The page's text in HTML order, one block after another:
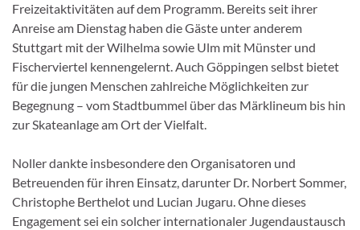
Freizeitaktivitäten auf dem Programm. Bereits seit ihrer
Anreise am Dienstag haben die Gäste unter anderem
Stuttgart mit der Wilhelma sowie Ulm mit Münster und
Fischerviertel kennengelernt. Auch Göppingen selbst bietet
für die jungen Menschen zahlreiche Möglichkeiten zur
Begegnung – vom Stadtbummel über das Märklineum bis hin
zur Skateanlage am Ort der Vielfalt.
Noller dankte insbesondere den Organisatoren und
Betreuenden für ihren Einsatz, darunter Dr. Norbert Sommer,
Christophe Berthelot und Lucian Jugaru. Ohne dieses
Engagement sei ein solcher internationaler Jugendaustausch